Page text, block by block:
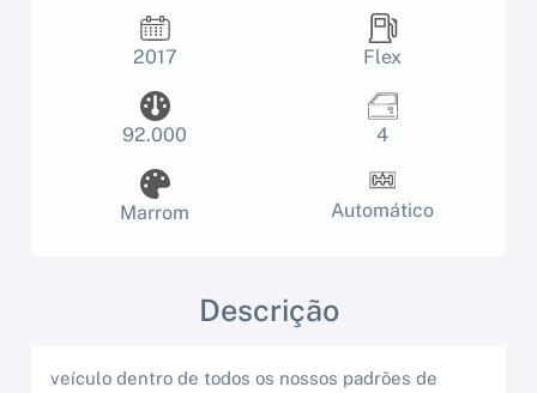
2017 Flex
92.000 4
Marrom Automático
Descrição
veículo dentro de todos os nossos padrões de